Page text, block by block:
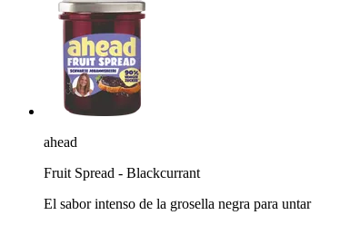
ahead
Fruit Spread - Blackcurrant
El sabor intenso de la grosella negra para untar